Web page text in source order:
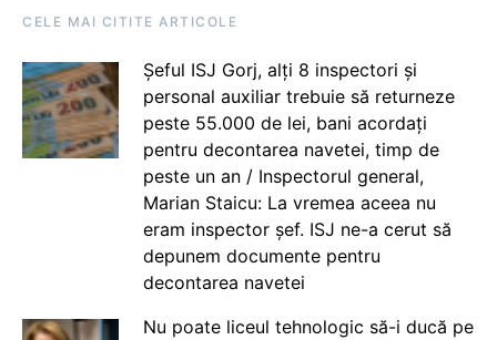
CELE MAI CITITE ARTICOLE
Șeful ISJ Gorj, alți 8 inspectori și
personal auxiliar trebuie să returneze
peste 55.000 de lei, bani acordați
pentru decontarea navetei, timp de
peste un an / Inspectorul general,
Marian Staicu: La vremea aceea nu
eram inspector șef. ISJ ne-a cerut să
depunem documente pentru
decontarea navetei
Nu poate liceul tehnologic să-i ducă pe